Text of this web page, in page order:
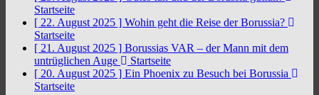
Startseite
[ 22. August 2025 ] Wohin geht die Reise der Borussia?
Startseite
[ 21. August 2025 ] Borussias VAR – der Mann mit dem
untrüglichen Auge
Startseite
[ 20. August 2025 ] Ein Phoenix zu Besuch bei Borussia
Startseite